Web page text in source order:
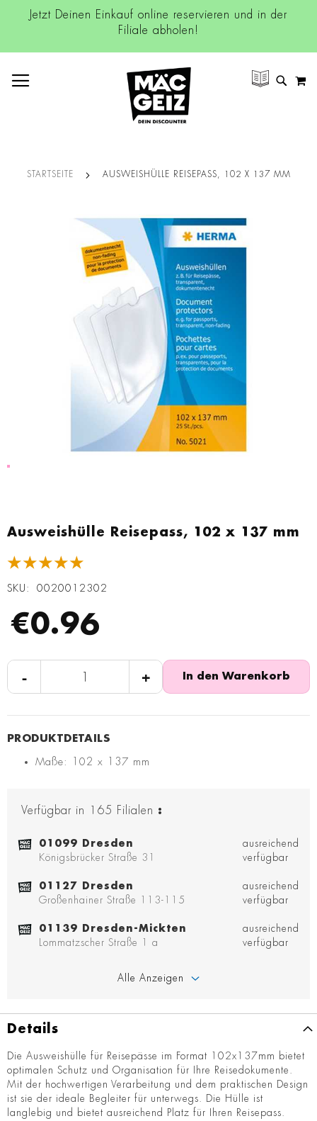
Jetzt Deinen Einkauf online reservieren und in der
Filiale abholen!
SUCHE
STARTSEITE AUSWEISHÜLLE REISEPASS, 102 X 137 MM
Ausweishülle Reisepass, 102 x 137 mm
★★★★★
SKU 0020012302
€0.96
- + In den Warenkorb
Maße: 102 x 137 mm
Verfügbar in 165 Filialen :
01099 Dresden
Königsbrücker Straße 31
ausreichend
verfügbar
01127 Dresden
Großenhainer Straße 113-115
ausreichend
verfügbar
01139 Dresden-Mickten
Lommatzscher Straße 1 a
ausreichend
verfügbar
Alle Anzeigen
Anfang
Bildgalerie
Details
Die Ausweishülle für Reisepässe im Format 102x137mm bietet
optimalen Schutz und Organisation für Ihre Reisedokumente.
Mit der hochwertigen Verarbeitung und dem praktischen Design
ist sie der ideale Begleiter für unterwegs. Die Hülle ist
langlebig und bietet ausreichend Platz für Ihren Reisepass.